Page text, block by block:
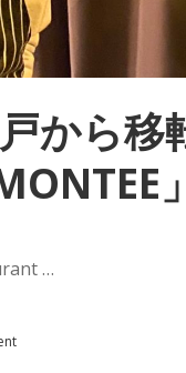
から移
」
…